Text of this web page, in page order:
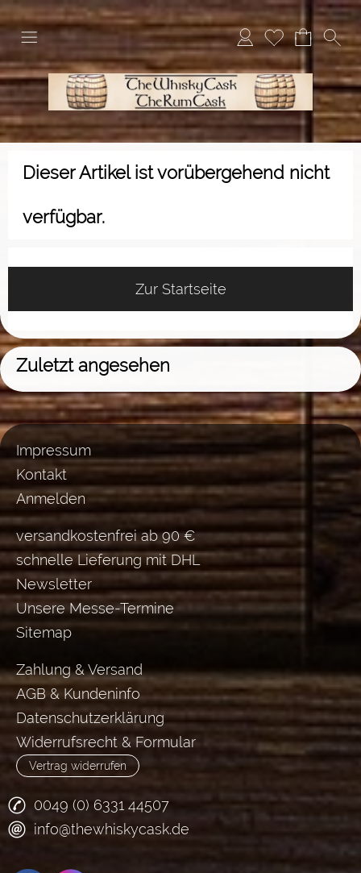
Dieser Artikel ist vorübergehend nicht
verfügbar.
Zur Startseite
Zuletzt angesehen
Impressum
Kontakt
Anmelden
versandkostenfrei ab 90 €
schnelle Lieferung mit DHL
Newsletter
Unsere Messe-Termine
Sitemap
Zahlung & Versand
AGB & Kundeninfo
Datenschutzerklärung
Widerrufsrecht & Formular
Vertrag widerrufen
0049 (0) 6331 44507
info@thewhiskycask.de